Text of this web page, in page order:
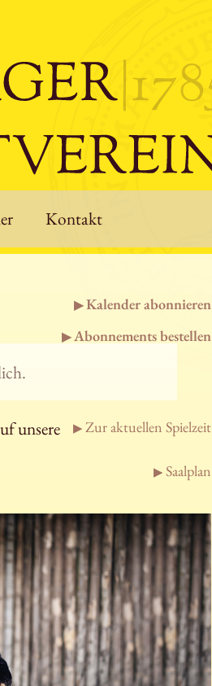
Kontakt
Kalender abonnieren
Abonnements bestellen
Zur aktuellen Spielzeit
unsere
Saalplan